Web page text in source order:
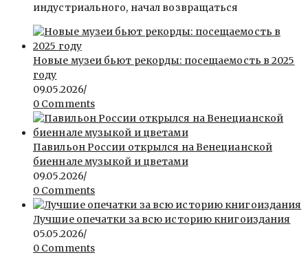
индустриального, начал возвращаться
Новые музеи бьют рекорды: посещаемость в 2025
году
09.05.2026/
0 Comments
Павильон России открылся на Венецианской
биеннале музыкой и цветами
09.05.2026/
0 Comments
Лучшие опечатки за всю историю книгоиздания
05.05.2026/
0 Comments